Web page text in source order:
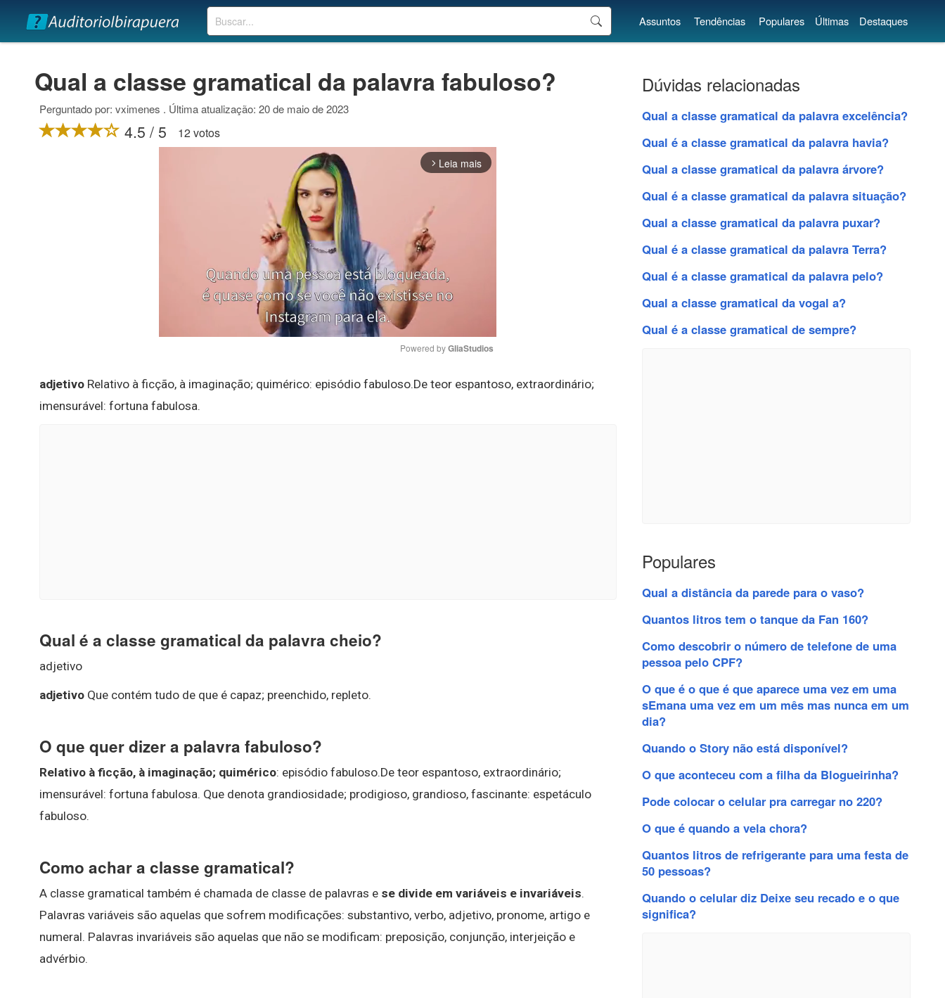
Buscar Assuntos Tendências Populares Últimas Destaques
Qual a classe gramatical da palavra fabuloso?
Perguntado por: vximenes . Última atualização: 20 de maio de 2023
4.5 / 5 12 votos
arrow_forward_ios Leia mais
Mute
Powered by GliaStudios
adjetivo Relativo à ficção, à imaginação; quimérico: episódio fabuloso.De teor espantoso, extraordinário;
imensurável: fortuna fabulosa.
Qual é a classe gramatical da palavra cheio?
adjetivo
adjetivo Que contém tudo de que é capaz; preenchido, repleto.
O que quer dizer a palavra fabuloso?
Relativo à ficção, à imaginação; quimérico: episódio fabuloso.De teor espantoso, extraordinário;
imensurável: fortuna fabulosa. Que denota grandiosidade; prodigioso, grandioso, fascinante: espetáculo
fabuloso.
Como achar a classe gramatical?
A classe gramatical também é chamada de classe de palavras e se divide em variáveis e invariáveis.
Palavras variáveis são aquelas que sofrem modificações: substantivo, verbo, adjetivo, pronome, artigo e
numeral. Palavras invariáveis são aquelas que não se modificam: preposição, conjunção, interjeição e
advérbio.
Dúvidas relacionadas
Qual a classe gramatical da palavra excelência?
Qual é a classe gramatical da palavra havia?
Qual a classe gramatical da palavra árvore?
Qual é a classe gramatical da palavra situação?
Qual a classe gramatical da palavra puxar?
Qual é a classe gramatical da palavra Terra?
Qual é a classe gramatical da palavra pelo?
Qual a classe gramatical da vogal a?
Qual é a classe gramatical de sempre?
Populares
Qual a distância da parede para o vaso?
Quantos litros tem o tanque da Fan 160?
Como descobrir o número de telefone de uma
pessoa pelo CPF?
O que é o que é que aparece uma vez em uma
sEmana uma vez em um mês mas nunca em um
dia?
Quando o Story não está disponível?
O que aconteceu com a filha da Blogueirinha?
Pode colocar o celular pra carregar no 220?
O que é quando a vela chora?
Quantos litros de refrigerante para uma festa de
50 pessoas?
Quando o celular diz Deixe seu recado e o que
significa?